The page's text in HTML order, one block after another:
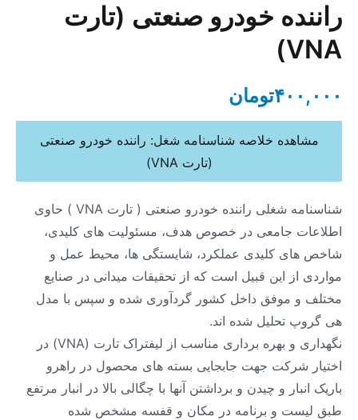
راننده خودرو صنعتی (تارت
VNA)
۴۰۰,۰۰۰تومان
شناسنامه شغلی راننده خودرو صنعتی ( تارت VNA ) حاوی
اطلاعات جامعی در خصوص هدف، مسئولیت های کلیدی،
شاخص های کلیدی عملکرد، شایستگی ها، محیط عمل و
مواردی از این قبیل است که از تحقیقات میدانی در صنایع
مختلف و موفق داخل کشور گردآوری شده و سپس با مدل
هی گروپ تحلیل شده اند.
نگهداری و بهره برداری مناسب از لیفتراک تارت (VNA) در
اختیار شرکت جهت جابجایی بسته های محصول در راهرو
باریک انبار و چیدن و برداشتن آنها با چگالی بالا در انبار مرتفع
طبق لیست و برنامه در مکان و قفسه مشخص شده
مشاهده خلاصه شناسنامه شغل: راننده خودرو صنعتی
(تارت VNA)